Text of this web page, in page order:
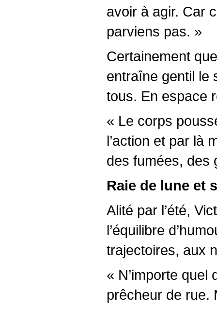
avoir à agir. Car
parviens pas. »
Certainement
entraîne gentil le
tous. En espace
« Le corps
l’action et par là
des fumées, des
Raie de lune et
Alité par l’été,
l’équilibre
trajectoires, aux
« N’importe quel
prêcheur de rue.